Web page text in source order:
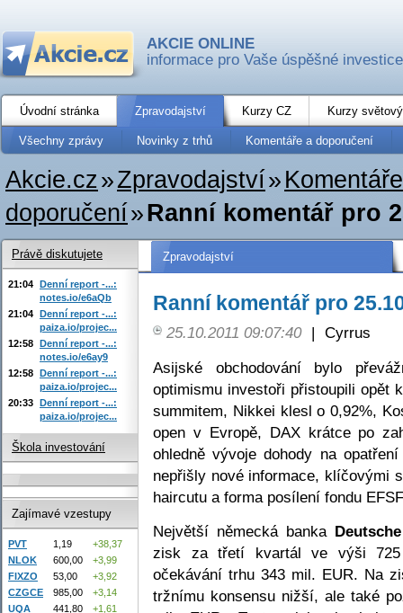
AKCIE ONLINE
informace pro Vaše úspěšné investice
Úvodní stránka Zpravodajství Kurzy CZ Kurzy
Všechny zprávy Novinky z trhů Komentáře a doporučení
Akcie.cz»Zpravodajství»
doporučení»Ranní komentář pro
Zpravodajství
Ranní komentář pro
25.10.2011 09:07:40 | Cyrrus
Asijské obchodování bylo
optimismu investoři přistoupili opět
summitem, Nikkei klesl o 0,92%,
open v Evropě, DAX krátce po
ohledně vývoje dohody na
nepřišly nové informace, klíčovými
haircutu a forma posílení fondu
Největší německá banka
zisk za třetí kvartál ve výši
očekávání trhu 343 mil. EUR. Na
tržnímu konsensu nižší, ale také
Právě diskutujete
21:04 Denní report -...:
notes.io/e6aQb
21:04 Denní report -...:
paiza.io/projec...
12:58 Denní report -...:
notes.io/e6ay9
12:58 Denní report -...:
paiza.io/projec...
20:33 Denní report -...:
paiza.io/projec...
Škola investování
Zajímavé vzestupy
PVT 1,19
+38,37
NLOK
600,00
+3,99
FIXZO
53,00
+3,92
CZGCE
985,00
+3,14
UQA
441,80 +1,61